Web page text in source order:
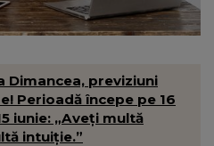
Dimancea, previziuni
Perioadă începe pe 16
iunie: „Aveți multă
intuiție.”